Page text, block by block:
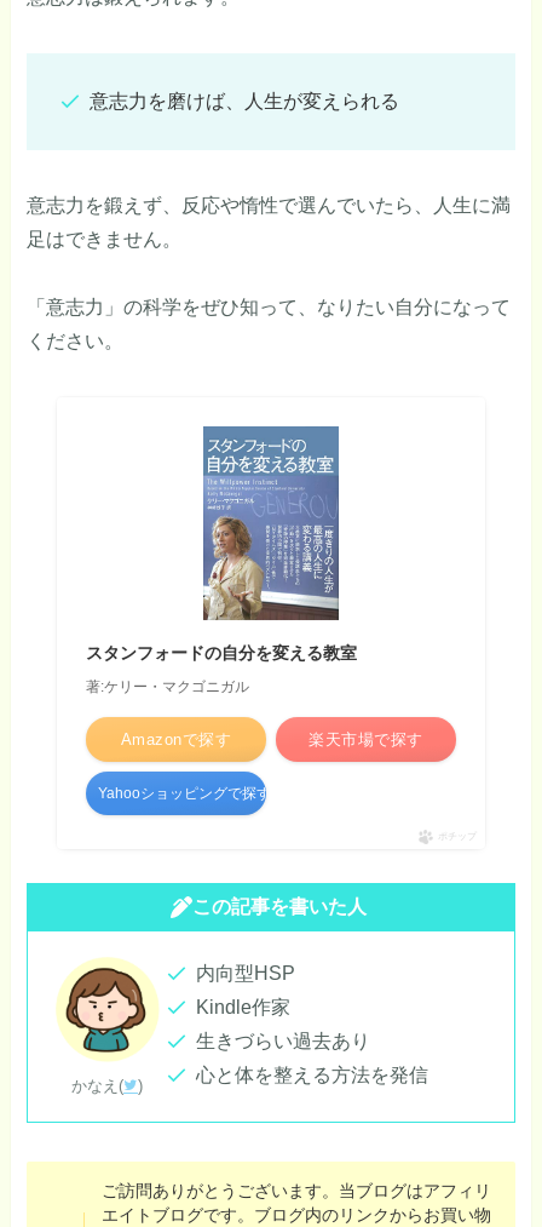
意志力を磨けば、人生が変えられる
意志力を鍛えず、反応や惰性で選んでいたら、人生に満
足はできません。
「意志力」の科学をぜひ知って、なりたい自分になって
ください。
スタンフォードの自分を変える教室
著:ケリー・マクゴニガル
Amazonで探す 楽天市場で探す
Yahooショッピングで探す
ポチップ
この記事を書いた人
かなえ( )
内向型HSP
Kindle作家
生きづらい過去あり
心と体を整える方法を発信
ご訪問ありがとうございます。当ブログはアフィリ
エイトブログです。ブログ内のリンクからお買い物